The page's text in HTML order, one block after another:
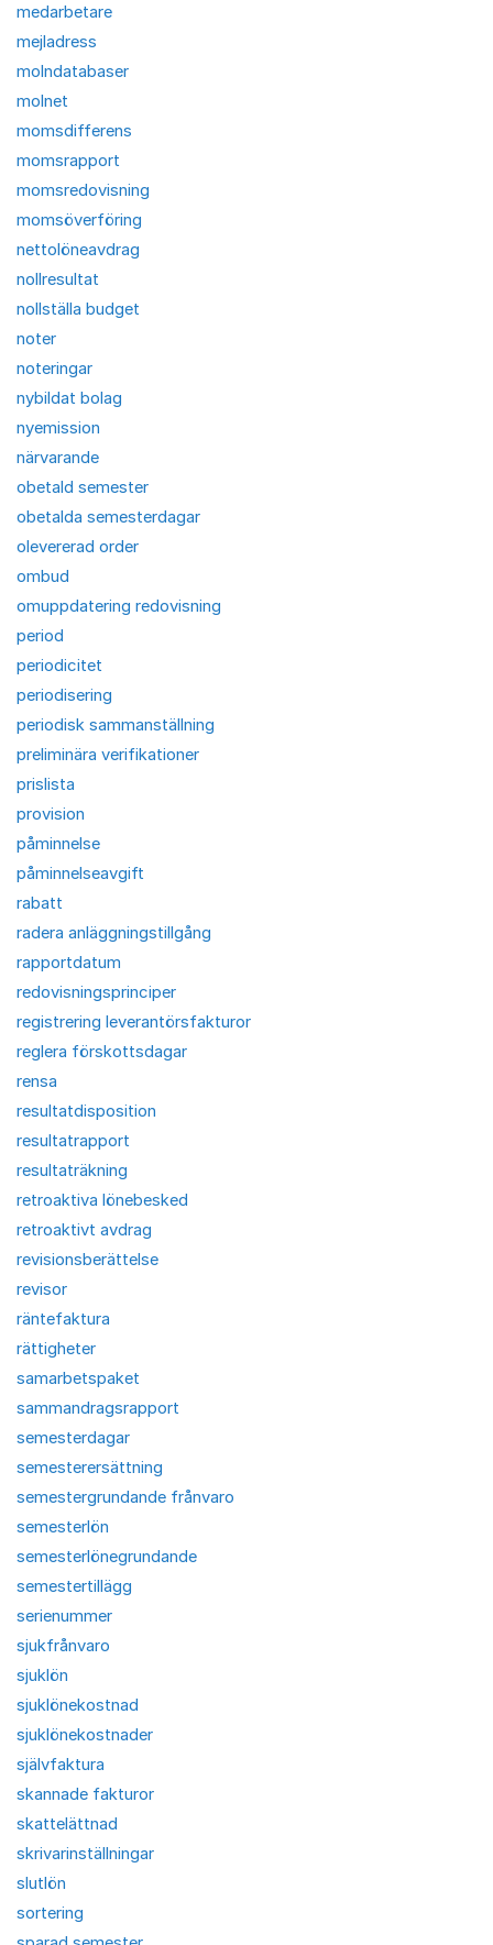
medarbetare
mejladress
molndatabaser
molnet
momsdifferens
momsrapport
momsredovisning
momsöverföring
nettolöneavdrag
nollresultat
nollställa budget
noter
noteringar
nybildat bolag
nyemission
närvarande
obetald semester
obetalda semesterdagar
olevererad order
ombud
omuppdatering redovisning
period
periodicitet
periodisering
periodisk sammanställning
preliminära verifikationer
prislista
provision
påminnelse
påminnelseavgift
rabatt
radera anläggningstillgång
rapportdatum
redovisningsprinciper
registrering leverantörsfakturor
reglera förskottsdagar
rensa
resultatdisposition
resultatrapport
resultaträkning
retroaktiva lönebesked
retroaktivt avdrag
revisionsberättelse
revisor
räntefaktura
rättigheter
samarbetspaket
sammandragsrapport
semesterdagar
semesterersättning
semestergrundande frånvaro
semesterlön
semesterlönegrundande
semestertillägg
serienummer
sjukfrånvaro
sjuklön
sjuklönekostnad
sjuklönekostnader
självfaktura
skannade fakturor
skattelättnad
skrivarinställningar
slutlön
sortering